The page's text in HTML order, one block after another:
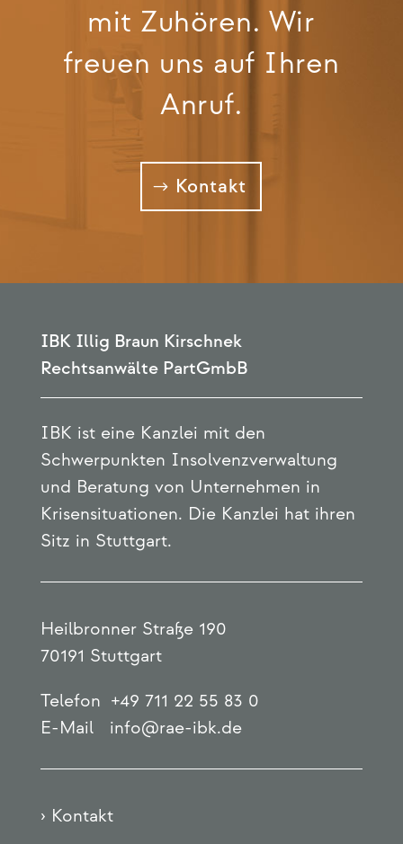
mit Zuhören. Wir
freuen uns auf Ihren
Anruf.
Kon­takt
IBK Illig Braun Kirschnek
Rechtsanwälte PartGmbB
IBK ist eine Kanzlei mit den
Schwerpunkten Insolvenzverwaltung
und Beratung von Unternehmen in
Krisensituationen. Die Kanzlei hat ihren
Sitz in Stuttgart.
Heilbronner Straße 190
70191 Stuttgart
Telefon +49 711 22 55 83 0
E-Mail info@rae-ibk.de
› Kontakt